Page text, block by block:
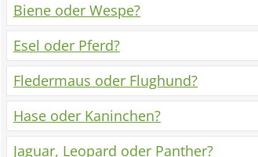
Biene oder Wespe?
Esel oder Pferd?
Fledermaus oder Flughund?
Hase oder Kaninchen?
Jaguar, Leopard oder Panther?